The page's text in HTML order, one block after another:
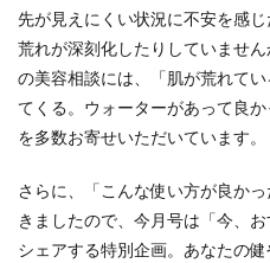
先が見えにくい状況に不安を感じ
荒れが深刻化したりしていません
の美容相談には、「肌が荒れて
てくる。ウォーターがあって良
を多数お寄せいただいています。
さらに、「こんな使い方が良か
きましたので、 今月号は「今、
シェアする特別企画。 あなたの